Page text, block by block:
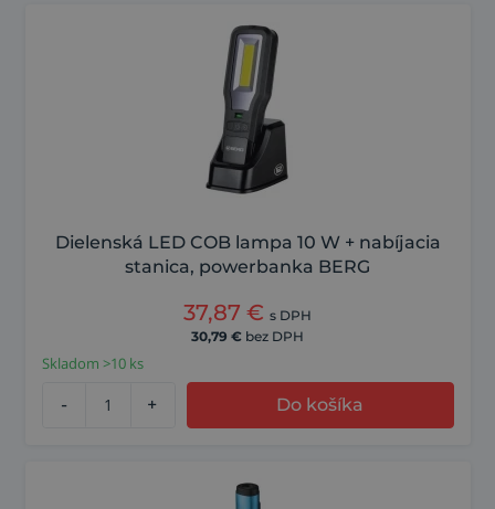
Dielenská LED COB lampa 10 W + nabíjacia
stanica, powerbanka BERG
37,87 € s DPH
30,79 € bez DPH
Skladom >10 ks
- + Do košíka